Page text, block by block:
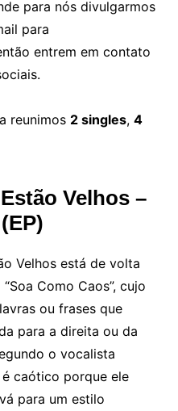
para nós divulgarmos
para
entrem em contato
reunimos 2 singles, 4
Velhos –
Velhos está de volta
Como Caos”, cujo
ou frases que
para a direita ou da
o vocalista
é caótico porque ele
para um estilo